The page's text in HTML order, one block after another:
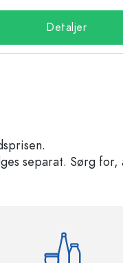
Detaljer
separat. Sørg